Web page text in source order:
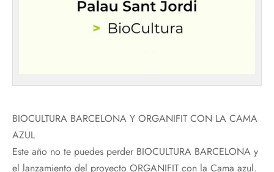
BIOCULTURA BARCELONA Y ORGANIFIT CON LA CAMA
AZUL
Este año no te puedes perder BIOCULTURA BARCELONA y
el lanzamiento del proyecto ORGANIFIT con la Cama azul.